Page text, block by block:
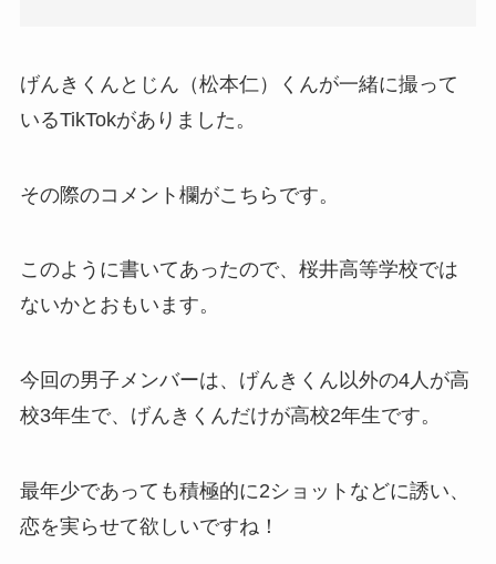
げんきくんとじん（松本仁）くんが一緒に撮って
いるTikTokがありました。
その際のコメント欄がこちらです。
このように書いてあったので、桜井高等学校では
ないかとおもいます。
今回の男子メンバーは、げんきくん以外の4人が高
校3年生で、げんきくんだけが高校2年生です。
最年少であっても積極的に2ショットなどに誘い、
恋を実らせて欲しいですね！